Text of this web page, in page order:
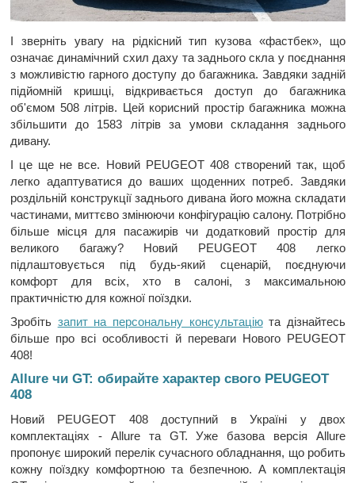
І зверніть увагу на рідкісний тип кузова «фастбек», що
означає динамічний схил даху та заднього скла у поєднання
з можливістю гарного доступу до багажника. Завдяки задній
підйомній кришці, відкривається доступ до багажника
об'ємом 508 літрів. Цей корисний простір багажника можна
збільшити до 1583 літрів за умови складання заднього
дивану.
І це ще не все. Новий PEUGEOT 408 створений так, щоб
легко адаптуватися до ваших щоденних потреб. Завдяки
роздільній конструкції заднього дивана його можна складати
частинами, миттєво змінюючи конфігурацію салону. Потрібно
більше місця для пасажирів чи додатковий простір для
великого багажу? Новий PEUGEOT 408 легко
підлаштовується під будь-який сценарій, поєднуючи
комфорт для всіх, хто в салоні, з максимальною
практичністю для кожної поїздки.
Зробіть запит на персональну консультаціюта дізнайтесь
більше про всі особливості й переваги Нового PEUGEOT
408!
Allure чи GT: обирайте характер свого PEUGEOT
408
Новий PEUGEOT 408 доступний в Україні у двох
комплектаціях - Allure та GT. Уже базова версія Allure
пропонує широкий перелік сучасного обладнання, що робить
кожну поїздку комфортною та безпечною. А комплектація